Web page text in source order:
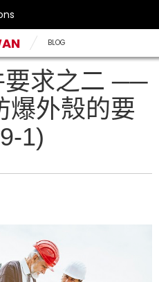
BLOG
要求之二 ──
爆外殼的要
1)